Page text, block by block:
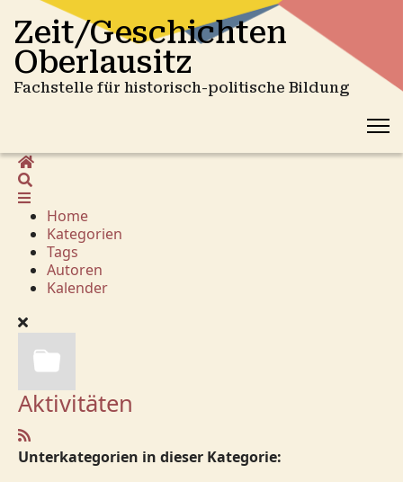
Zeit/Geschichten
Oberlausitz
Fachstelle für historisch-politische Bildung
Home
Home
Kategorien
Tags
Autoren
Kalender
Aktivitäten
Unterkategorien in dieser Kategorie: